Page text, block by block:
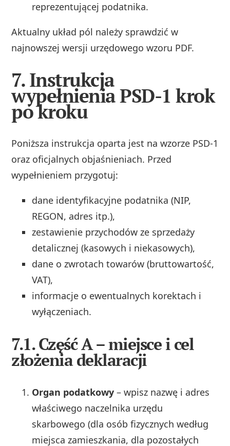
reprezentującej podatnika.
Aktualny układ pól należy sprawdzić w
najnowszej wersji urzędowego wzoru PDF.
7. Instrukcja
wypełnienia PSD-1 krok
po kroku
Poniższa instrukcja oparta jest na wzorze PSD‑1
oraz oficjalnych objaśnieniach. Przed
wypełnieniem przygotuj:
dane identyfikacyjne podatnika (NIP,
REGON, adres itp.),
zestawienie przychodów ze sprzedaży
detalicznej (kasowych i niekasowych),
dane o zwrotach towarów (bruttowartość,
VAT),
informacje o ewentualnych korektach i
wyłączeniach.
7.1. Część A – miejsce i cel
złożenia deklaracji
Organ podatkowy – wpisz nazwę i adres
właściwego naczelnika urzędu
skarbowego (dla osób fizycznych według
miejsca zamieszkania, dla pozostałych